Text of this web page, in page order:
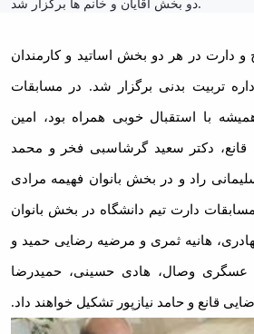
و دارت در هر دو بخش اساتید و کارمندان
تربیت بدنی برگزار شد. در مسابقات
با استقبال خوبی همراه بود، امین
قانع، دکتر سعید گرشاسبی فخر و محمد
راد و در بخش بانوان فهیمه مرادی
دارت تیم دانشگاه در بخش بانوان
هانیه ثمری و مرضیه رضایی حمید و
عسگری وصال، هادی حسینی، حمیدرضا
قانع و حامد نیازپور تشکیل خواهند داد.